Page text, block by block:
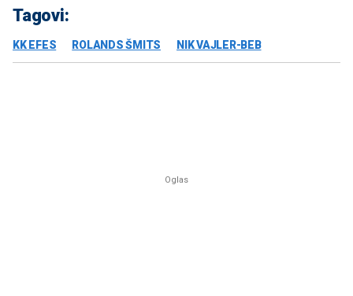
Tagovi:
KK EFES ROLANDS ŠMITS NIK VAJLER-BEB